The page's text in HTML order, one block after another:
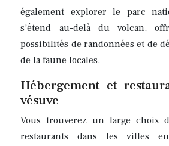
également explorer le parc
s’étend au-delà du volcan,
possibilités de randonnées et de
de la faune locales.
Hébergement et
vésuve
Vous trouverez un large choix
restaurants dans les villes